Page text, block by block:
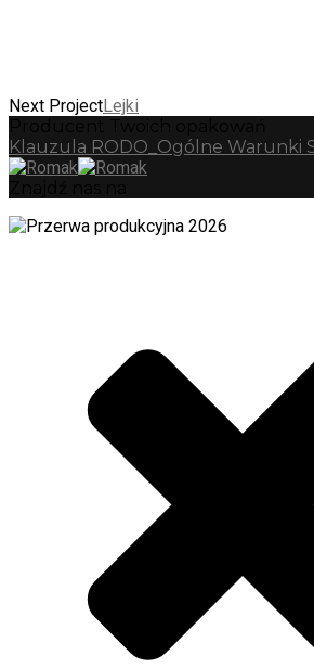
Next ProjectLejki
Klauzula RODO_ Ogólne Warunki